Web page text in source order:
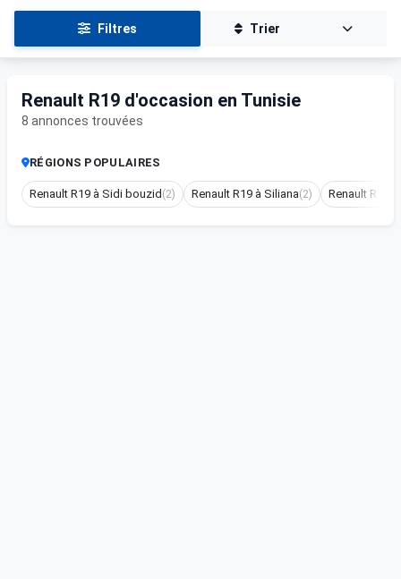
Filtres Trier
Renault R19 d'occasion en Tunisie
8 annonces trouvées
RÉGIONS POPULAIRES
Renault R19 à Sidi bouzid (2) Renault R19 à Siliana(2) Renault R19